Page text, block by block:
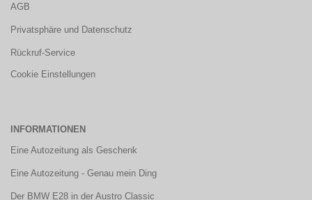
AGB
Privatsphäre und Datenschutz
Rückruf-Service
Cookie Einstellungen
INFORMATIONEN
Eine Autozeitung als Geschenk
Eine Autozeitung - Genau mein Ding
Der BMW E28 in der Austro Classic